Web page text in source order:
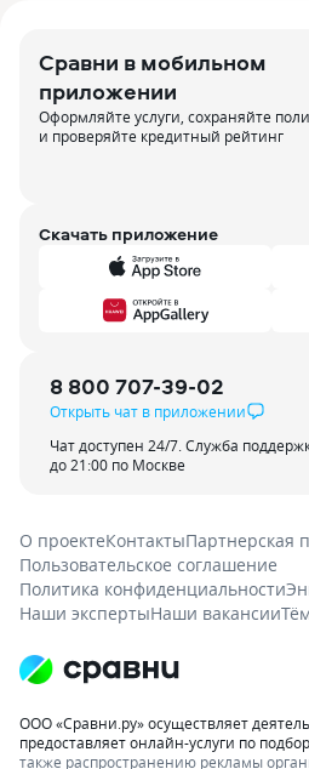
Сравни в мобильном
приложении
Оформляйте услуги, сохраняйте
и проверяйте кредитный рейтинг
Скачать приложение
8 800 707-39-02
Открыть чат в приложении
Чат доступен 24/7. Служба
до 21:00 по Москве
О проектеКонтактыПартнерская
Пользовательское соглашение
Политика конфиденциальности
Наши экспертыНаши вакансии
ООО «Сравни.ру» осуществляет
предоставляет онлайн-услуги по
также распространению рекламы